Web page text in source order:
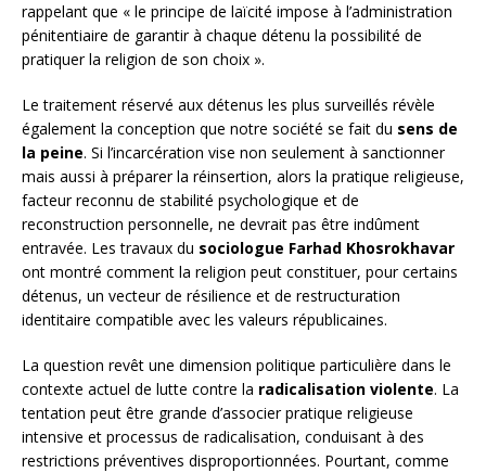
rappelant que « le principe de laïcité impose à l’administration
pénitentiaire de garantir à chaque détenu la possibilité de
pratiquer la religion de son choix ».
Le traitement réservé aux détenus les plus surveillés révèle
également la conception que notre société se fait du sens de
la peine. Si l’incarcération vise non seulement à sanctionner
mais aussi à préparer la réinsertion, alors la pratique religieuse,
facteur reconnu de stabilité psychologique et de
reconstruction personnelle, ne devrait pas être indûment
entravée. Les travaux du sociologue Farhad Khosrokhavar
ont montré comment la religion peut constituer, pour certains
détenus, un vecteur de résilience et de restructuration
identitaire compatible avec les valeurs républicaines.
La question revêt une dimension politique particulière dans le
contexte actuel de lutte contre la radicalisation violente. La
tentation peut être grande d’associer pratique religieuse
intensive et processus de radicalisation, conduisant à des
restrictions préventives disproportionnées. Pourtant, comme